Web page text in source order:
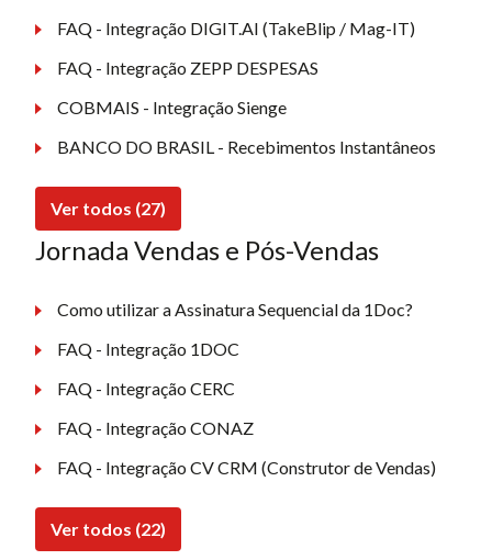
FAQ - Integração DIGIT.AI (TakeBlip / Mag-IT)
FAQ - Integração ZEPP DESPESAS
COBMAIS - Integração Sienge
BANCO DO BRASIL - Recebimentos Instantâneos
Ver todos (27)
Jornada Vendas e Pós-Vendas
Como utilizar a Assinatura Sequencial da 1Doc?
FAQ - Integração 1DOC
FAQ - Integração CERC
FAQ - Integração CONAZ
FAQ - Integração CV CRM (Construtor de Vendas)
Ver todos (22)